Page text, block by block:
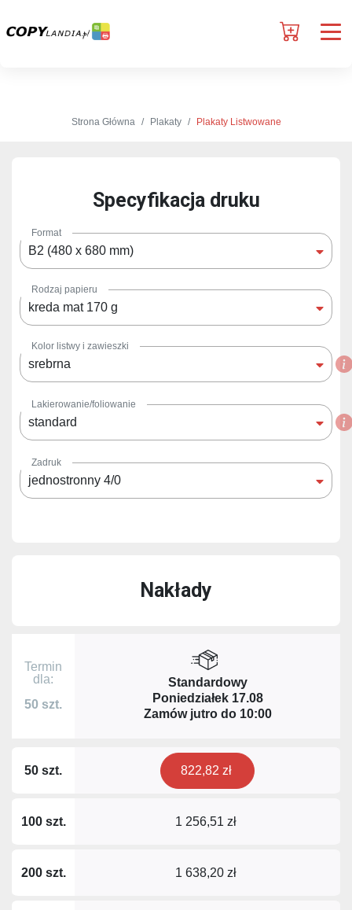
Strona Główna Plakaty Plakaty Listwowane
Specyfikacja druku
Format
B2 (480 x 680 mm)
Rodzaj papieru
kreda mat 170 g
Kolor listwy i zawieszki
srebrna
Lakierowanie/foliowanie
standard
Zadruk
jednostronny 4/0
Nakłady
Termin
dla:
50 szt.
Standardowy
Poniedziałek 17.08
Zamów jutro do 10:00
50 szt. 822,82 zł
100 szt. 1 256,51 zł
200 szt. 1 638,20 zł